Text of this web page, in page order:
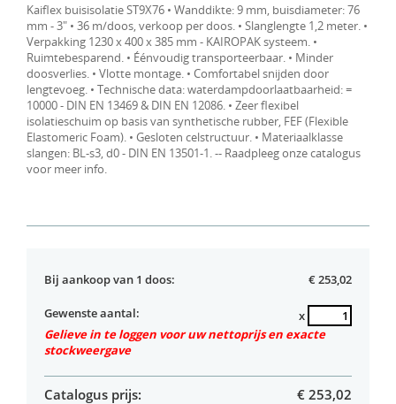
Kaiflex buisisolatie ST9X76 • Wanddikte: 9 mm, buisdiameter: 76
mm - 3" • 36 m/doos, verkoop per doos. • Slanglengte 1,2 meter. •
Verpakking 1230 x 400 x 385 mm - KAIROPAK systeem. •
Ruimtebesparend. • Éénvoudig transporteerbaar. • Minder
doosverlies. • Vlotte montage. • Comfortabel snijden door
lengtevoeg. • Technische data: waterdampdoorlaatbaarheid: =
10000 - DIN EN 13469 & DIN EN 12086. • Zeer flexibel
isolatieschuim op basis van synthetische rubber, FEF (Flexible
Elastomeric Foam). • Gesloten celstructuur. • Materiaalklasse
slangen: BL-s3, d0 - DIN EN 13501-1. -- Raadpleeg onze catalogus
voor meer info.
Bij aankoop van 1 doos: € 253,02
Gewenste aantal:
x
Gelieve in te loggen voor uw nettoprijs en exacte
stockweergave
Catalogus prijs: € 253,02